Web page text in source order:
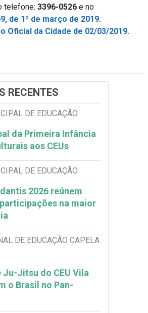
telefone: 3396-0526 e no
de 1º de março de 2019.
Oficial da Cidade de 02/03/2019.
RECENTES
DE EDUCAÇÃO
da Primeira Infância
aos CEUs
DE EDUCAÇÃO
2026 reúnem
na maior
DE EDUCAÇÃO CAPELA
Jitsu do CEU Vila
o Brasil no Pan-